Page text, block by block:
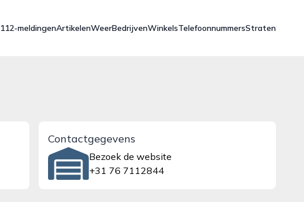
112-meldingenArtikelenWeerBedrijvenWinkelsTelefoonnummersStraten
Contactgegevens
Bezoek de website
+31 76 7112844